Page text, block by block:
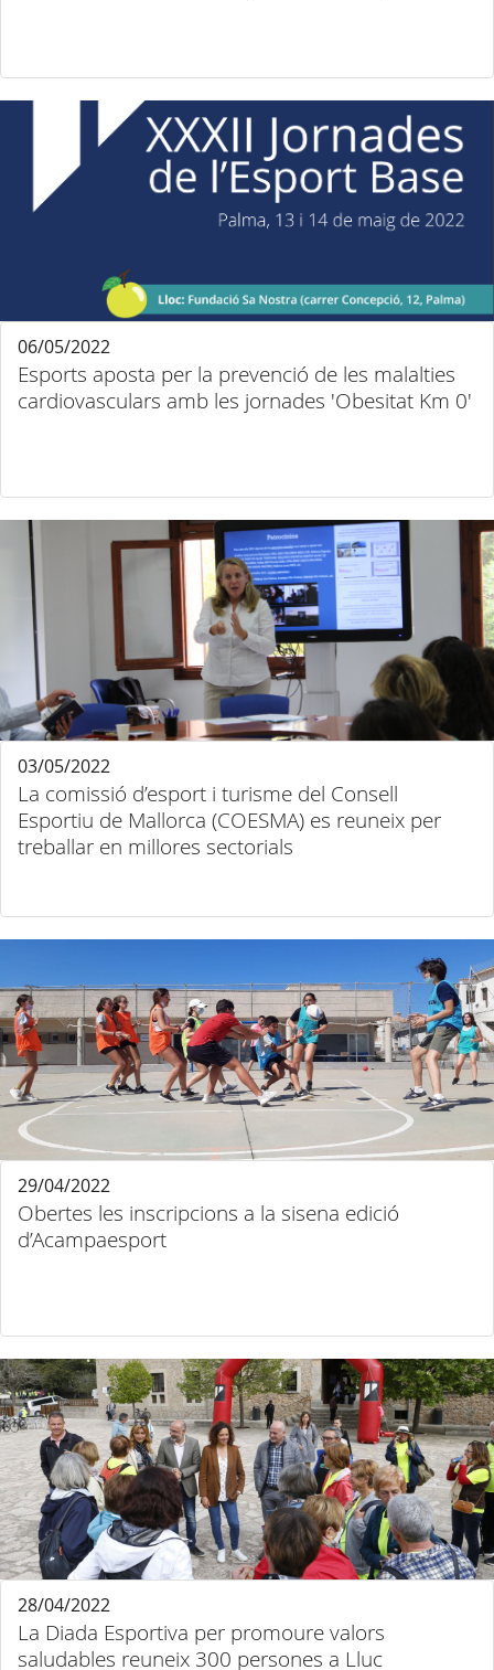
Esports aposta per la prevenció de les malalties
cardiovasculars amb les jornades 'Obesitat Km 0'
06/05/2022
La comissió d’esport i turisme del Consell
Esportiu de Mallorca (COESMA) es reuneix per
treballar en millores sectorials
03/05/2022
Obertes les inscripcions a la sisena edició
d’Acampaesport
29/04/2022
La Diada Esportiva per promoure valors
saludables reuneix 300 persones a Lluc
28/04/2022